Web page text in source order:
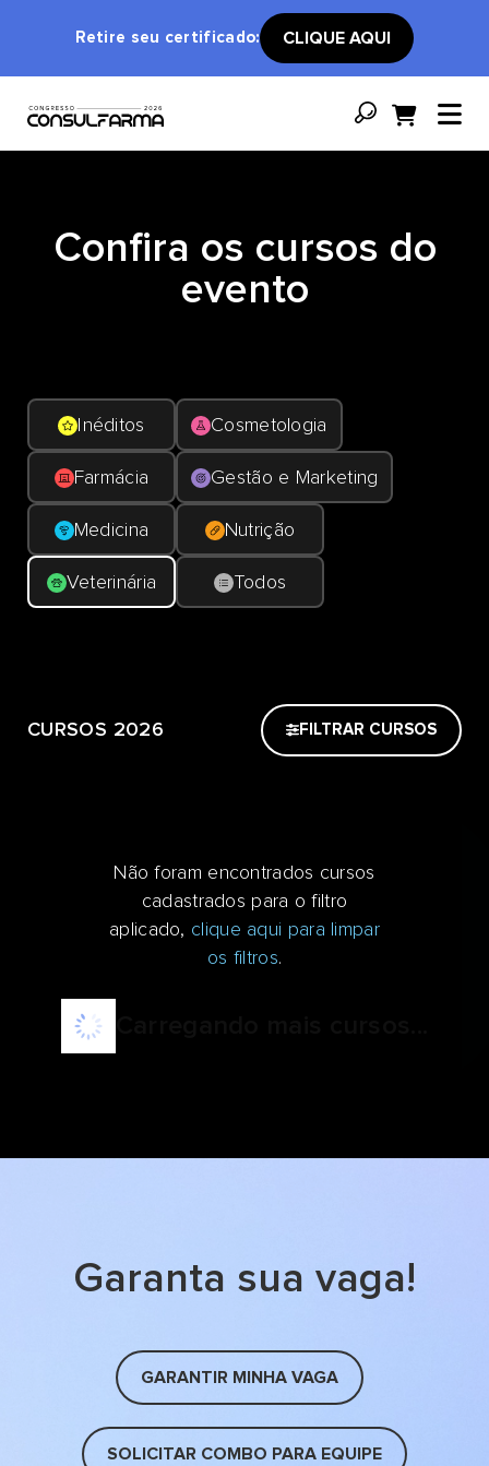
Retire seu certificado: CLIQUE AQUI
Confira os cursos do
evento
Inéditos Cosmetologia
Farmácia Gestão e Marketing
Medicina Nutrição
Veterinária Todos
CURSOS 2026 FILTRAR CURSOS
Não foram encontrados cursos
cadastrados para o filtro
aplicado, clique aqui para limpar
os filtros.
Garanta sua vaga!
GARANTIR MINHA VAGA
SOLICITAR COMBO PARA EQUIPE